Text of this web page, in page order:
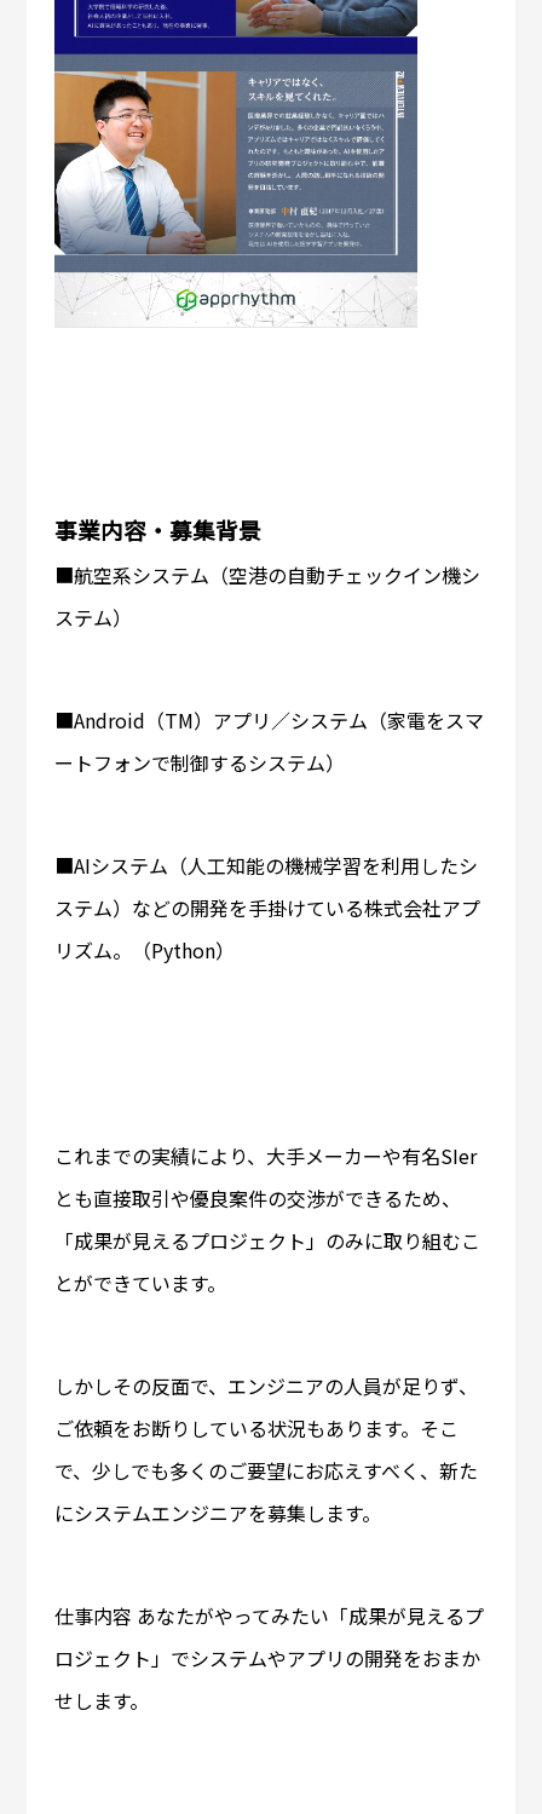
事業内容・募集背景
■航空系システム（空港の自動チェックイン機シ
ステム）
■Android（TM）アプリ／システム（家電をスマ
ートフォンで制御するシステム）
■AIシステム（人工知能の機械学習を利用したシ
ステム）などの開発を手掛けている株式会社アプ
リズム。（Python）
これまでの実績により、大手メーカーや有名SIer
とも直接取引や優良案件の交渉ができるため、
「成果が見えるプロジェクト」のみに取り組むこ
とができています。
しかしその反面で、エンジニアの人員が足りず、
ご依頼をお断りしている状況もあります。そこ
で、少しでも多くのご要望にお応えすべく、新た
にシステムエンジニアを募集します。
仕事内容 あなたがやってみたい「成果が見えるプ
ロジェクト」でシステムやアプリの開発をおまか
せします。